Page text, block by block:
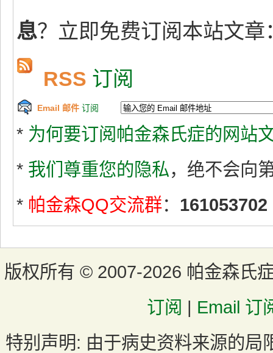
息？立即免费订阅本站文章
RSS 订阅
Email 邮件 订阅
* 为何要订阅帕金森氏症的网站
* 我们尊重您的隐私，绝不会向
* 帕金森QQ交流群： 161053702
版权所有 © 2007-2026 帕金森氏
订阅 | Email 订
特别声明: 由于病史资料来源的局